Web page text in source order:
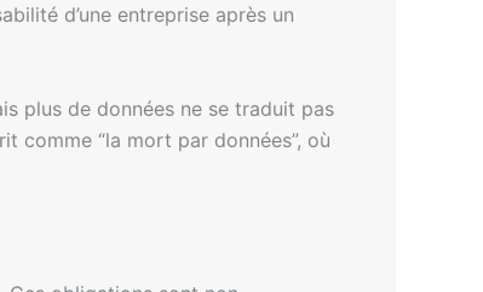
d’une entreprise après un
plus de données ne se traduit pas
comme “la mort par données”, où